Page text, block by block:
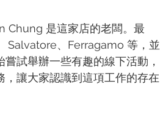
Chung 是這家店的老闆。最
Salvatore、Ferragamo 等，並
試舉辦一些有趣的線下活動，
讓大家認識到這項工作的存在